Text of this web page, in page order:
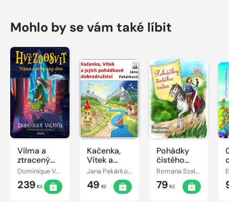
Mohlo by se vám také líbit
Vilma a
ztracený
den
Dominique Valente
239 Kč
Kačenka,
Vítek a
jejich
pohádkové
dobrodružství
Jana Pekárková
49 Kč
Pohádky
čistého
srdce
Romana Szalaiová
79 Kč